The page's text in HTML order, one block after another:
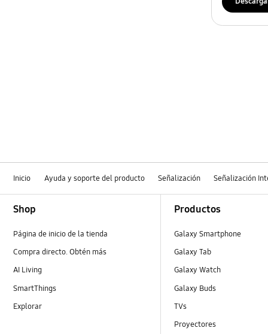
Inicio Ayuda y soporte del producto Señalización Señalización
Shop
Página de inicio de la tienda
Compra directo. Obtén más
AI Living
SmartThings
Explorar
Productos
Galaxy Smartphone
Galaxy Tab
Galaxy Watch
Galaxy Buds
TVs
Proyectores